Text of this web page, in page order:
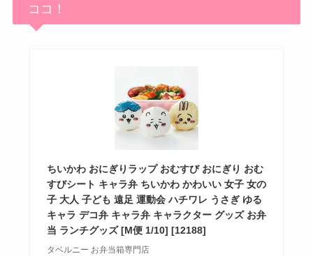
ココ！
ちいかわ おにぎりラップ おむすび おにぎり おむ
すびシート キャラ弁 ちいかわ かわいい 女子 女の
子 大人 子ども 遠足 運動会 ハチワレ うさぎ ゆる
キャラ デコ弁 キャラ弁 キャラクター グッズ お弁
当 ランチグッズ [M便 1/10] [12188]
タベルニー お弁当箱専門店